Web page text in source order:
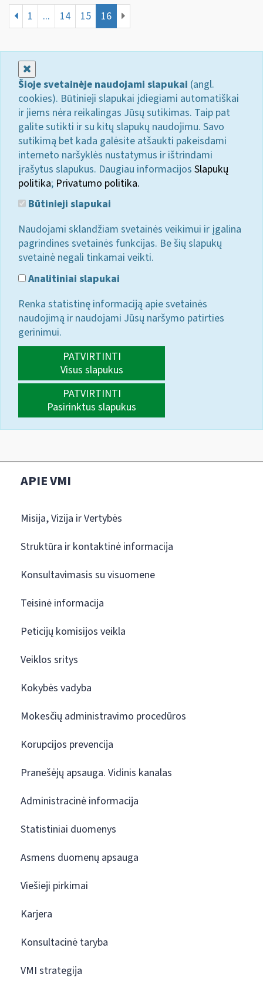
1 ... 14 15 16
Šioje svetainėje naudojami slapukai (angl.
cookies). Būtinieji slapukai įdiegiami automatiškai
ir jiems nėra reikalingas Jūsų sutikimas. Taip pat
galite sutikti ir su kitų slapukų naudojimu. Savo
sutikimą bet kada galėsite atšaukti pakeisdami
interneto naršyklės nustatymus ir ištrindami
įrašytus slapukus. Daugiau informacijos Slapukų
politika; Privatumo politika.
Būtinieji slapukai
Naudojami sklandžiam svetainės veikimui ir įgalina
pagrindines svetainės funkcijas. Be šių slapukų
svetainė negali tinkamai veikti.
Analitiniai slapukai
Renka statistinę informaciją apie svetainės
naudojimą ir naudojami Jūsų naršymo patirties
gerinimui.
PATVIRTINTI
Visus slapukus
PATVIRTINTI
Pasirinktus slapukus
APIE VMI
Misija, Vizija ir Vertybės
Struktūra ir kontaktinė informacija
Konsultavimasis su visuomene
Teisinė informacija
Peticijų komisijos veikla
Veiklos sritys
Kokybės vadyba
Mokesčių administravimo procedūros
Korupcijos prevencija
Pranešėjų apsauga. Vidinis kanalas
Administracinė informacija
Statistiniai duomenys
Asmens duomenų apsauga
Viešieji pirkimai
Karjera
Konsultacinė taryba
VMI strategija